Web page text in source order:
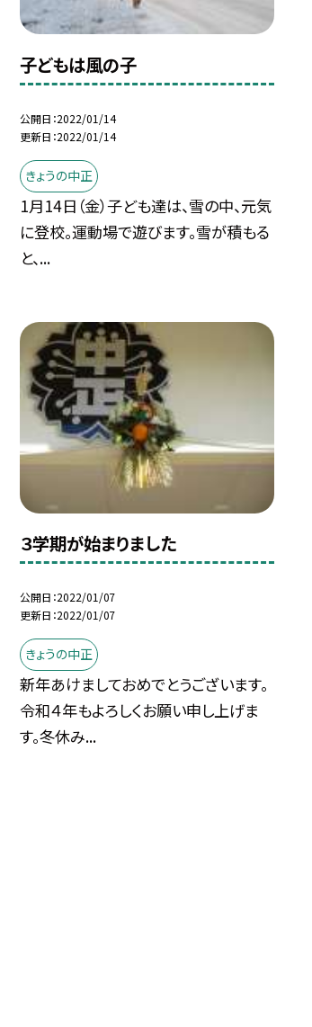
子どもは風の子
公開日 2022/01/14
更新日 2022/01/14
きょうの中正
1月14日（金）子ども達は、雪の中、元気
に登校。運動場で遊びます。雪が積もる
と、...
３学期が始まりました
公開日 2022/01/07
更新日 2022/01/07
きょうの中正
新年あけましておめでとうございます。
令和４年もよろしくお願い申し上げま
す。冬休み...